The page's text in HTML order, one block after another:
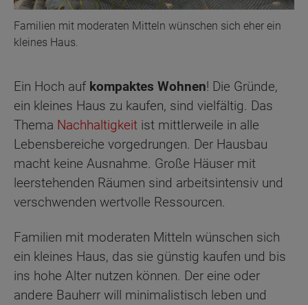
Familien mit moderaten Mitteln wünschen sich eher ein
kleines Haus.
Ein Hoch auf kompaktes Wohnen! Die Gründe,
ein kleines Haus zu kaufen, sind vielfältig. Das
Thema Nachhaltigkeit ist mittlerweile in alle
Lebensbereiche vorgedrungen. Der Hausbau
macht keine Ausnahme. Große Häuser mit
leerstehenden Räumen sind arbeitsintensiv und
verschwenden wertvolle Ressourcen.
Familien mit moderaten Mitteln wünschen sich
ein kleines Haus, das sie günstig kaufen und bis
ins hohe Alter nutzen können. Der eine oder
andere Bauherr will minimalistisch leben und